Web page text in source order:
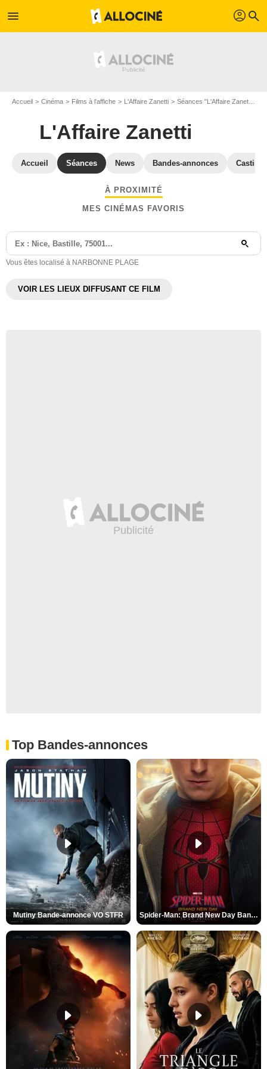
menu profil search
Accueil Cinéma Films à l'affiche L'Affaire Zanetti Séances "L'Affaire Zanetti" Aude
L'Affaire Zanetti
Accueil Séances News Bandes-annonces Casting
À PROXIMITÉ
MES CINÉMAS FAVORIS
Vous êtes localisé à NARBONNE PLAGE
VOIR LES LIEUX DIFFUSANT CE FILM
Top Bandes-annonces
Mutiny Bande-annonce VO STFR Spider-Man: Brand New Day Bande-annonce VO STFR